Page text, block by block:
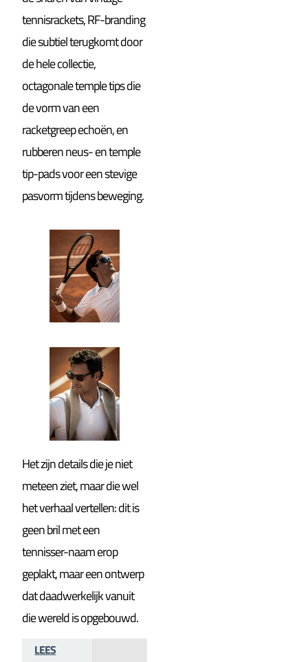
tennisrackets, RF-branding
die subtiel terugkomt door
de hele collectie,
octagonale temple tips die
de vorm van een
racketgreep echoën, en
rubberen neus- en temple
tip-pads voor een stevige
pasvorm tijdens beweging.
Het zijn details die je niet
meteen ziet, maar die wel
het verhaal vertellen: dit is
geen bril met een
tennisser-naam erop
geplakt, maar een ontwerp
dat daadwerkelijk vanuit
die wereld is opgebouwd.
LEES